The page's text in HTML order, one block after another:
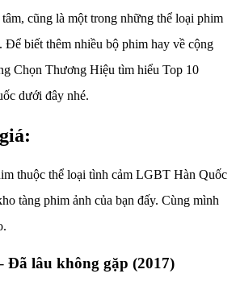
cũng là một trong những thể loại phim
Để biết thêm nhiều bộ phim hay về cộng
Chọn Thương Hiệu tìm hiểu Top 10
dưới đây nhé.
thuộc thể loại tình cảm LGBT Hàn Quốc
tàng phim ảnh của bạn đấy. Cùng mình
Đã lâu không gặp (2017)